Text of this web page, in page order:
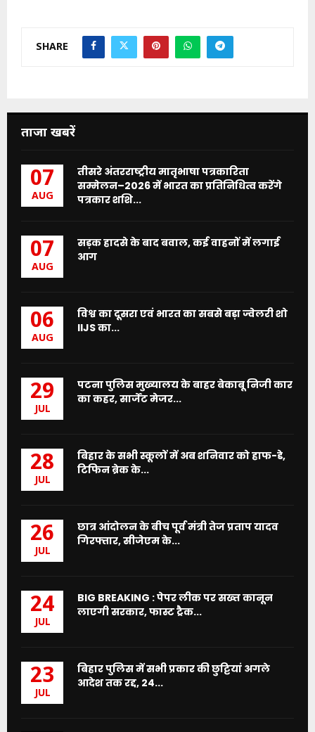
SHARE
ताजा खबरें
07
AUG
तीसरे अंतरराष्ट्रीय मातृभाषा पत्रकारिता
सम्मेलन–2026 में भारत का प्रतिनिधित्व करेंगे
पत्रकार शशि...
07
AUG
सड़क हादसे के बाद बवाल, कई वाहनों में लगाई
आग
06
AUG
विश्व का दूसरा एवं भारत का सबसे बड़ा ज्वेलरी शो
IIJS का...
29
JUL
पटना पुलिस मुख्यालय के बाहर बेकाबू निजी कार
का कहर, सार्जेंट मेजर...
28
JUL
बिहार के सभी स्कूलों में अब शनिवार को हाफ-डे,
टिफिन ब्रेक के...
26
JUL
छात्र आंदोलन के बीच पूर्व मंत्री तेज प्रताप यादव
गिरफ्तार, सीजेएम के...
24
JUL
BIG BREAKING : पेपर लीक पर सख्त कानून
लाएगी सरकार, फास्ट ट्रैक...
23
JUL
बिहार पुलिस में सभी प्रकार की छुट्टियां अगले
आदेश तक रद्द, 24...